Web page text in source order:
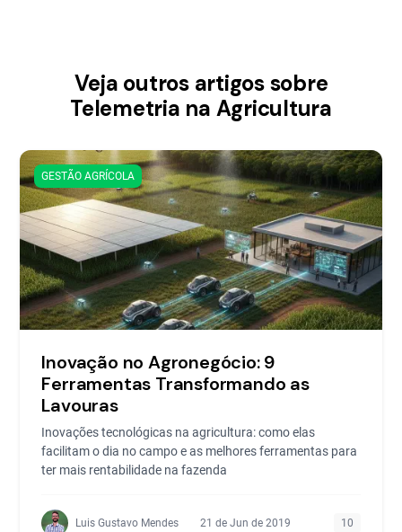
Veja outros artigos sobre
Telemetria na Agricultura
GESTÃO AGRÍCOLA
Inovação no Agronegócio: 9
Ferramentas Transformando as
Lavouras
Inovações tecnológicas na agricultura: como elas
facilitam o dia no campo e as melhores ferramentas para
ter mais rentabilidade na fazenda
Luis Gustavo Mendes 21 de Jun de 2019 10